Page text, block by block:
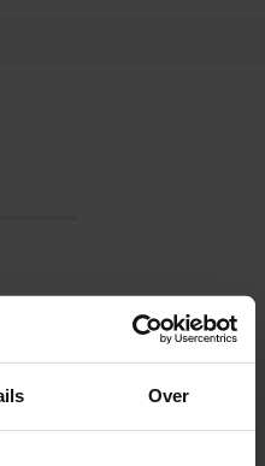
Over
price of admission. Are you
tickets are online available 4